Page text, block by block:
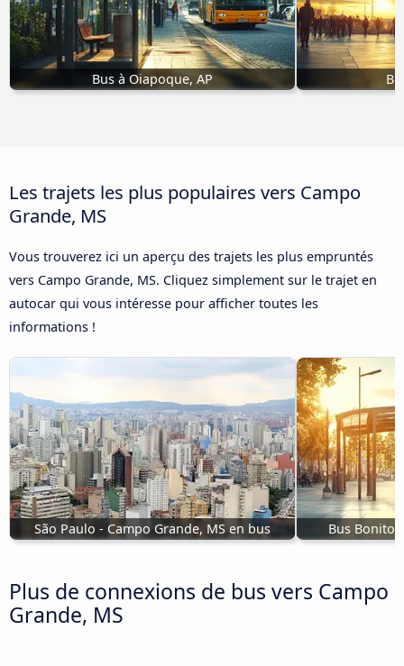
Bus à Oiapoque, AP
Les trajets les plus populaires vers Campo
Grande, MS
Vous trouverez ici un aperçu des trajets les plus empruntés
vers Campo Grande, MS. Cliquez simplement sur le trajet en
autocar qui vous intéresse pour afficher toutes les
informations !
São Paulo - Campo Grande, MS en bus Bus Bonito,
Plus de connexions de bus vers Campo
Grande, MS